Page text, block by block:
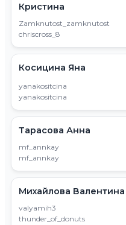
Кристина
Zamknutost_zamknutost
chriscross_8
Косицина Яна
yanakositcina
yanakositcina
Тарасова Анна
mf_annkay
mf_annkay
Михайлова Валентина
valyamih3
thunder_of_donuts